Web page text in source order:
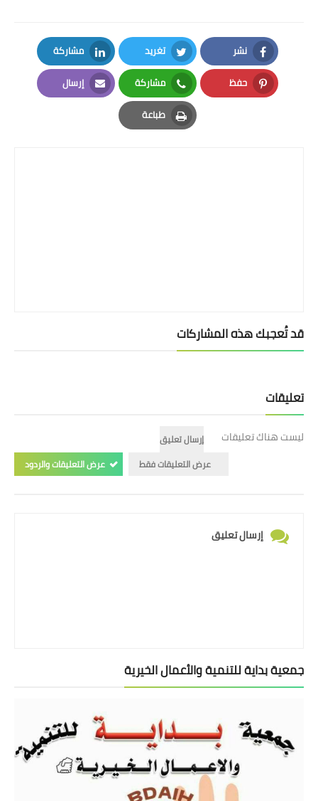
نشر
Facebook
تغريد
Twitter
مشاركة
LinkedIn
حفظ
Pinterest
مشاركة
Whatsapp
إرسال
Email
طباعة
Print
قد تُعجبك هذه المشاركات
تعليقات
ليست هناك تعليقات
إرسال تعليق
عرض التعليقات فقط
عرض التعليقات والردود
إرسال تعليق
جمعية بداية للتنمية والأعمال الخيرية